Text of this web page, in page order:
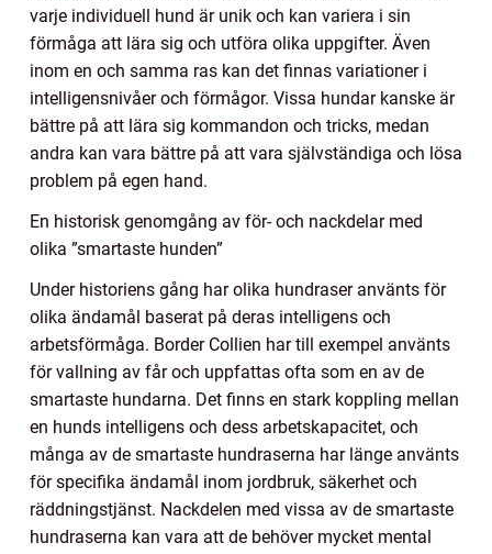
varje individuell hund är unik och kan variera i sin
förmåga att lära sig och utföra olika uppgifter. Även
inom en och samma ras kan det finnas variationer i
intelligensnivåer och förmågor. Vissa hundar kanske är
bättre på att lära sig kommandon och tricks, medan
andra kan vara bättre på att vara självständiga och lösa
problem på egen hand.
En historisk genomgång av för- och nackdelar med
olika ”smartaste hunden”
Under historiens gång har olika hundraser använts för
olika ändamål baserat på deras intelligens och
arbetsförmåga. Border Collien har till exempel använts
för vallning av får och uppfattas ofta som en av de
smartaste hundarna. Det finns en stark koppling mellan
en hunds intelligens och dess arbetskapacitet, och
många av de smartaste hundraserna har länge använts
för specifika ändamål inom jordbruk, säkerhet och
räddningstjänst. Nackdelen med vissa av de smartaste
hundraserna kan vara att de behöver mycket mental